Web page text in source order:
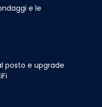
e le
posto e upgrade